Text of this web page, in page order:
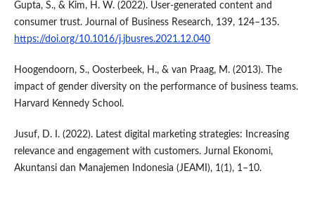
Gupta, S., & Kim, H. W. (2022). User-generated content and
consumer trust. Journal of Business Research, 139, 124–135.
https://doi.org/10.1016/j.jbusres.2021.12.040
Hoogendoorn, S., Oosterbeek, H., & van Praag, M. (2013). The
impact of gender diversity on the performance of business teams.
Harvard Kennedy School.
Jusuf, D. I. (2022). Latest digital marketing strategies: Increasing
relevance and engagement with customers. Jurnal Ekonomi,
Akuntansi dan Manajemen Indonesia (JEAMI), 1(1), 1–10.